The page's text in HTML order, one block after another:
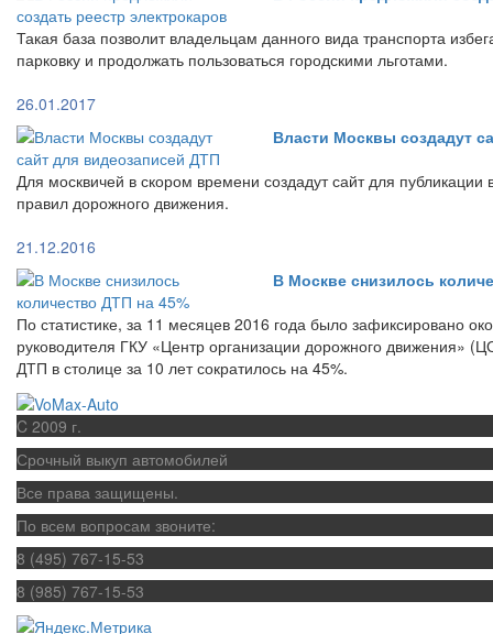
Такая база позволит владельцам данного вида транспорта
парковку и продолжать пользоваться городскими льготами.
26.01.2017
Власти Москвы создадут
Для москвичей в скором времени создадут сайт для
правил дорожного движения.
21.12.2016
В Москве снизилось
По статистике, за 11 месяцев 2016 года было зафиксировано
руководителя ГКУ «Центр организации дорожного движения»
ДТП в столице за 10 лет сократилось на 45%.
C 2009 г.
Срочный выкуп автомобилей
Все права защищены.
По всем вопросам звоните:
8 (495) 767-15-53
8 (985) 767-15-53